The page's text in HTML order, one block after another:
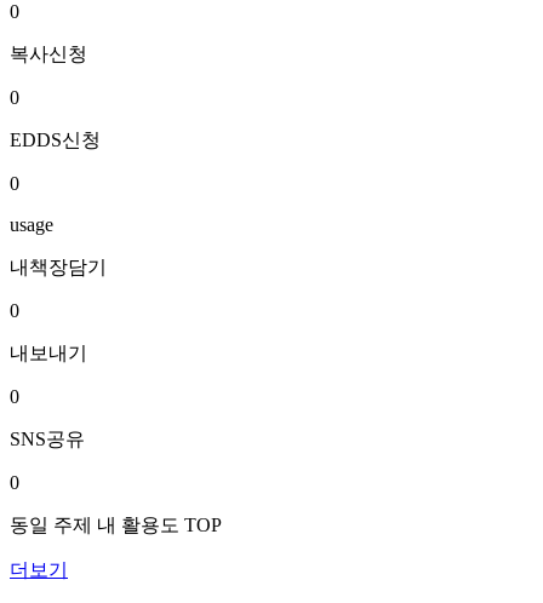
0
복사신청
0
EDDS신청
0
usage
내책장담기
0
내보내기
0
SNS공유
0
동일 주제 내 활용도 TOP
더보기